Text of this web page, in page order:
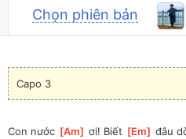
Chọn phiên bản
Capo 3
Con nước [Am ] ơi! Biết [Em ] đâu